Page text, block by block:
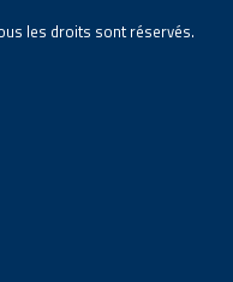
les droits sont réservés.